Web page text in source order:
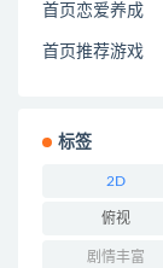
首页恋爱养成
首页推荐游戏
标签
2D
俯视
剧情丰富